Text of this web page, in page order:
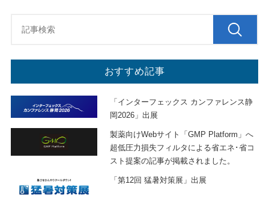
おすすめ記事
「インターフェックス カンファレンス静
岡2026」出展
製薬向けWebサイト「GMP Platform」へ
超低圧力損失フィルタによる省エネ･省コ
スト提案の記事が掲載されました。
「第12回 猛暑対策展」出展